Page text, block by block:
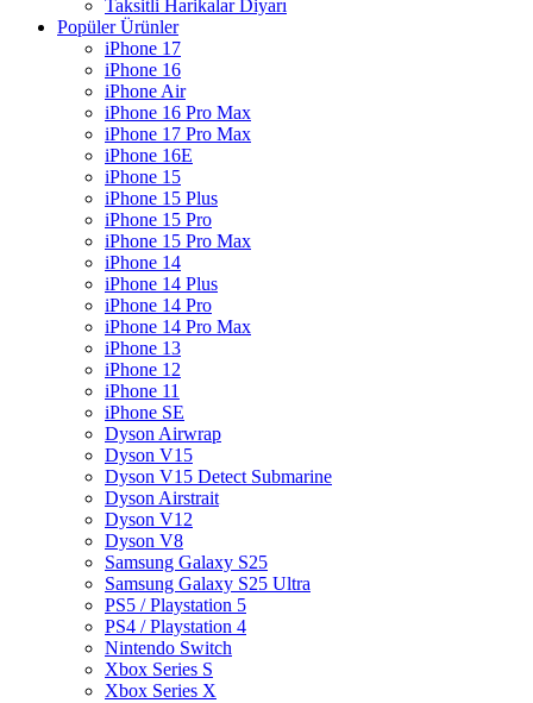
Taksitli Harikalar Diyarı
Popüler Ürünler
iPhone 17
iPhone 16
iPhone Air
iPhone 16 Pro Max
iPhone 17 Pro Max
iPhone 16E
iPhone 15
iPhone 15 Plus
iPhone 15 Pro
iPhone 15 Pro Max
iPhone 14
iPhone 14 Plus
iPhone 14 Pro
iPhone 14 Pro Max
iPhone 13
iPhone 12
iPhone 11
iPhone SE
Dyson Airwrap
Dyson V15
Dyson V15 Detect Submarine
Dyson Airstrait
Dyson V12
Dyson V8
Samsung Galaxy S25
Samsung Galaxy S25 Ultra
PS5 / Playstation 5
PS4 / Playstation 4
Nintendo Switch
Xbox Series S
Xbox Series X